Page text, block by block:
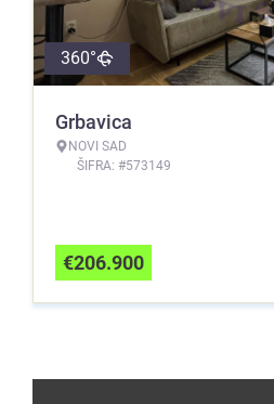
360°
Grbavica
NOVI SAD
ŠIFRA: #573149
€206.900